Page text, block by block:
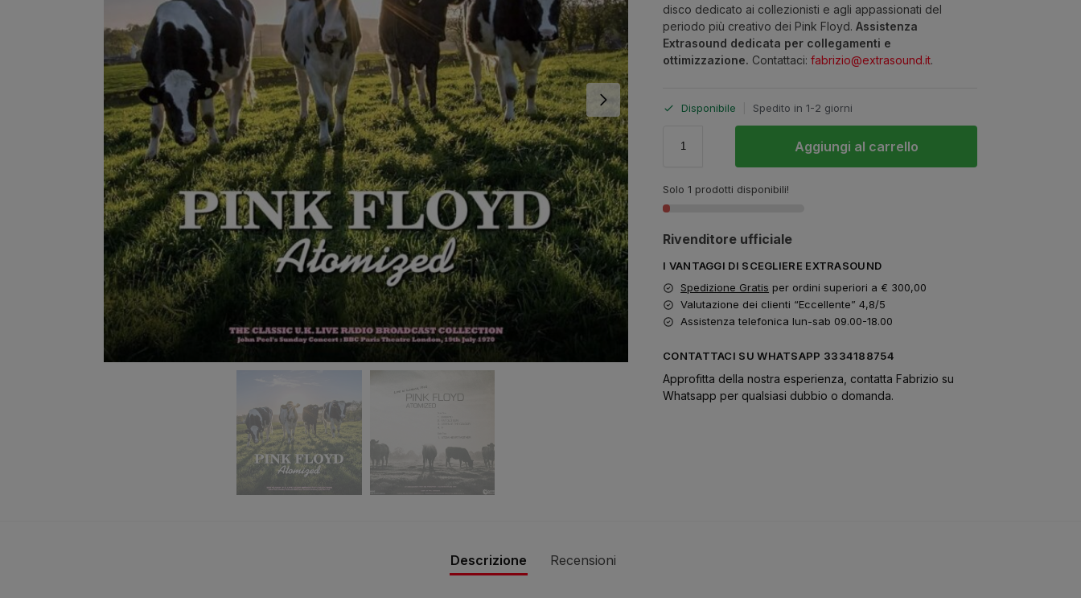
disco dedicato ai collezionisti e agli appassionati del
periodo più creativo dei Pink Floyd.Assistenza
Extrasound dedicata per collegamenti e
ottimizzazione. Contattaci:fabrizio@extrasound.it.
Disponibile Spedito in 1-2 giorni
Aggiungi al carrello
Solo 1 prodotti disponibili!
Rivenditore ufficiale
I VANTAGGI DI SCEGLIERE EXTRASOUND
Spedizione Gratis per ordini superiori a € 300,00
Valutazione dei clienti “Eccellente” 4,8/5
Assistenza telefonica lun-sab 09.00-18.00
CONTATTACI SU WHATSAPP 3334188754
Approfitta della nostra esperienza, contatta Fabrizio su
Whatsapp per qualsiasi dubbio o domanda.
Descrizione Recensioni